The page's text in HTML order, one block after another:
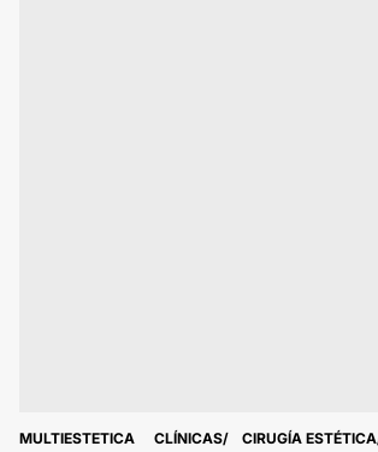
MULTIESTETICA CLÍNICAS CIRUGÍA ESTÉTICA